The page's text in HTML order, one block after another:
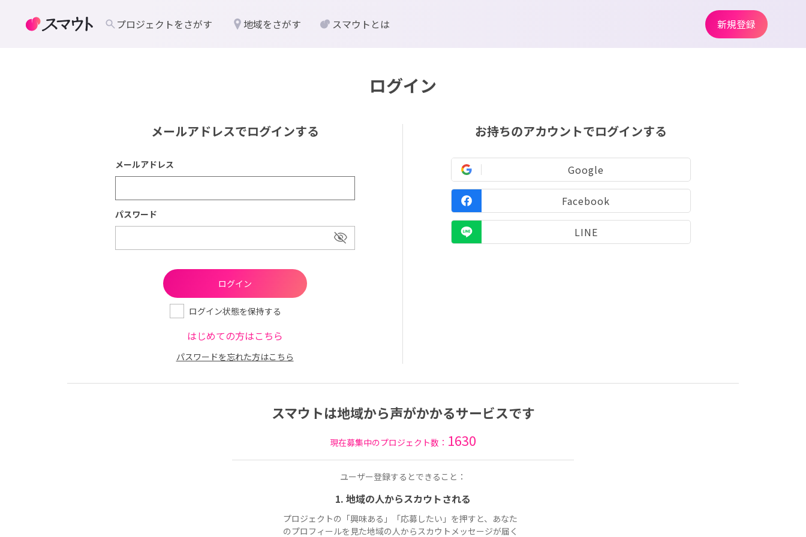
ログイン
メールアドレスでログインする
メールアドレス
パスワード
ログイン状態を保持する
はじめての方はこちら
パスワードを忘れた方はこちら
お持ちのアカウントでログインする
Google
Facebook
LINE
スマウトは地域から声がかかるサービスです
現在募集中のプロジェクト数： 1630
ユーザー登録するとできること：
1. 地域の人からスカウトされる
プロジェクトの「興味ある」「応募したい」を押すと、あなた
のプロフィールを見た地域の人からスカウトメッセージが届く
プロジェクトをさがす 地域をさがす スマウトとは 新規登録